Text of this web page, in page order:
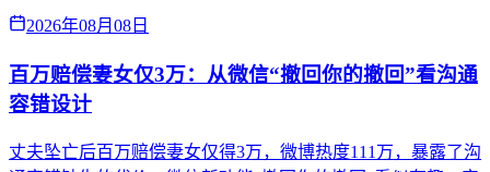
2026年08月08日
百万赔偿妻女仅3万：从微信“撤回你的撤回”看沟通
容错设计
丈夫坠亡后百万赔偿妻女仅得3万，微博热度111万，暴露了沟